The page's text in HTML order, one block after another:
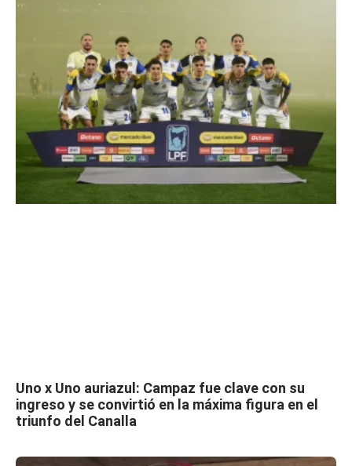
Uno x Uno auriazul: Campaz fue clave con su
ingreso y se convirtió en la máxima figura en el
triunfo del Canalla